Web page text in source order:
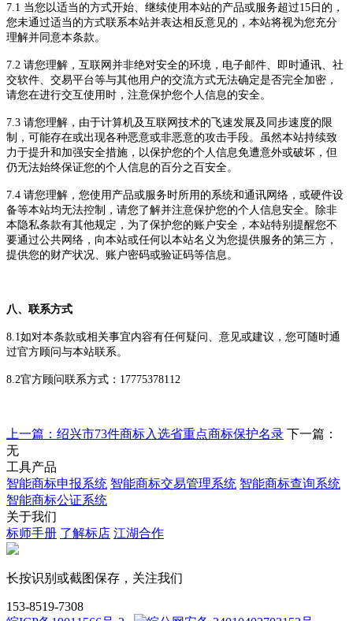
7.1 当您以适当的方式开始、继续使用本站的产品或服务超过15日的，
您未通过适当的方式联系本站并表达相反意见的， 本站将视为您充分
理解并同意本条款。
7.2 请您理解，互联网并非绝对安全的环境，电子邮件、即时通讯、社
交软件、交易平台等与其他用户的交流方式无法确定是否完全加密，
请您在进行交互使用时，注意保护您个人信息的安全。
7.3 请您理解，由于计算机及互联网技术的飞速发展及同步速度的限
制，可能存在或出现各种恶意或非恶意的攻击手段。虽然本站持续致
力于提升和加强安全措施，以保护您的个人信息免遭意外或破坏，但
仍无法始终保证您的个人信息的百分之百安全。
7.4 请您理解，您使用产品或服务时所用的系统和通讯网络，或硬件设
备等本站均无法控制，请您了解并注意保护您的个人信息安全。除非
本隐私条款有其他规定，为了保护您的账户安全， 本站特别提醒您不
要通过公共网络，向本站或任何以本站名义为您提供服务的第三方，
提供您的财产状况、账户密码或验证码等信息。
八、联系方式
8.1 如对本条款或相关事宜内容有任何疑问、意见或建议，您可随时通
过官方顾问与本站联系。
8.2官方顾问联系方式： 17775378112
上一篇：绍兴市73件商标入选省重点商标保护名录 下一篇：
无
工具产品
智能商标申报系统 智能商标交易管理系统 智能商标查询系统
智能商标公证系统
关于我们
标师手册 了解标店 江湖合作
长按识别或截图保存，关注我们
153-8519-7308